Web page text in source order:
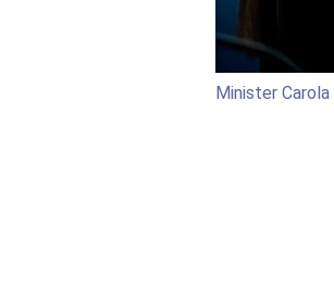
Minister